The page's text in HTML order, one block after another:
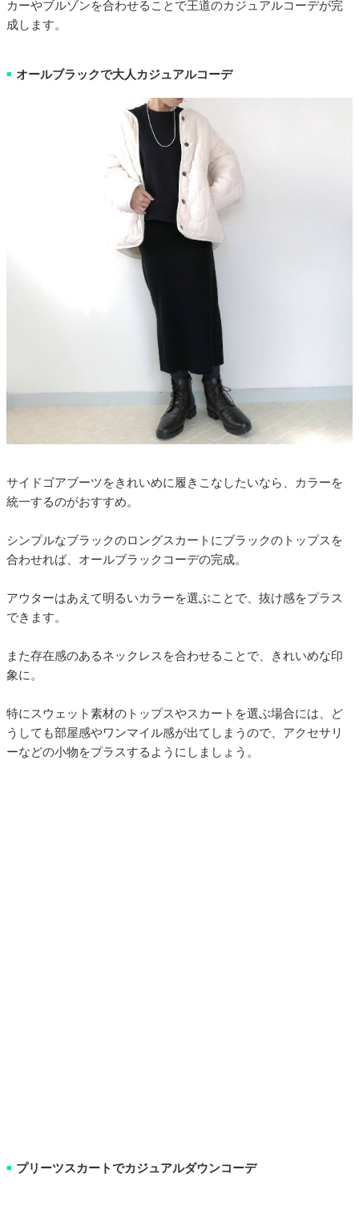
カーやブルゾンを合わせることで王道のカジュアルコーデが完
成します。
■ オールブラックで大人カジュアルコーデ
サイドゴアブーツをきれいめに履きこなしたいなら、カラーを
統一するのがおすすめ。
シンプルなブラックのロングスカートにブラックのトップスを
合わせれば、オールブラックコーデの完成。
アウターはあえて明るいカラーを選ぶことで、抜け感をプラス
できます。
また存在感のあるネックレスを合わせることで、きれいめな印
象に。
特にスウェット素材のトップスやスカートを選ぶ場合には、ど
うしても部屋感やワンマイル感が出てしまうので、アクセサリ
ーなどの小物をプラスするようにしましょう。
■ プリーツスカートでカジュアルダウンコーデ